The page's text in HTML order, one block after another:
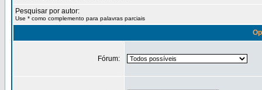
Pesquisar por autor:
Use * como complemento para palavras parciais
Fórum: